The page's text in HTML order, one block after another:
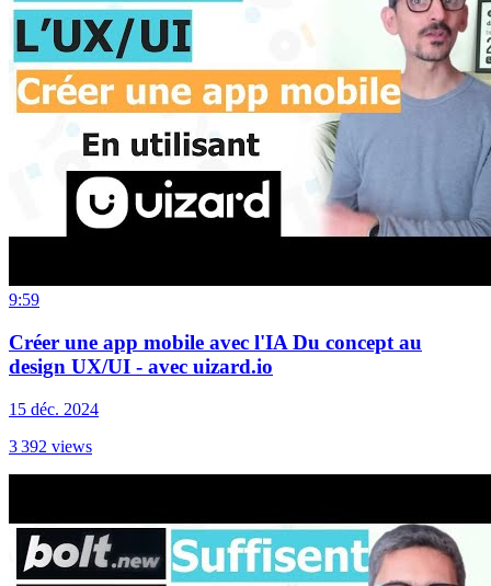
9:59
Créer une app mobile avec l'IA Du concept au
design UX/UI - avec uizard.io
15 déc. 2024
3 392 views